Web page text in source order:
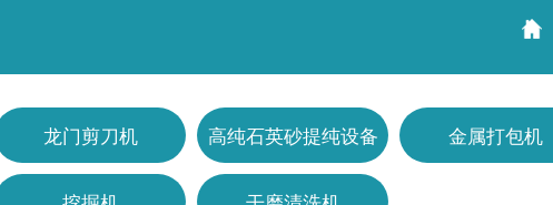
龙门剪刀机 高纯石英砂提纯设备 金属打包机